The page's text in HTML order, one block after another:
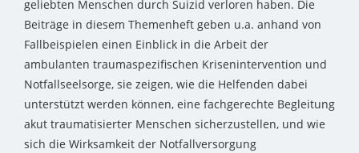
geliebten Menschen durch Suizid verloren haben. Die
Beiträge in diesem Themenheft geben u.a. anhand von
Fallbeispielen einen Einblick in die Arbeit der
ambulanten traumaspezifischen Krisenintervention und
Notfallseelsorge, sie zeigen, wie die Helfenden dabei
unterstützt werden können, eine fachgerechte Begleitung
akut traumatisierter Menschen sicherzustellen, und wie
sich die Wirksamkeit der Notfallversorgung